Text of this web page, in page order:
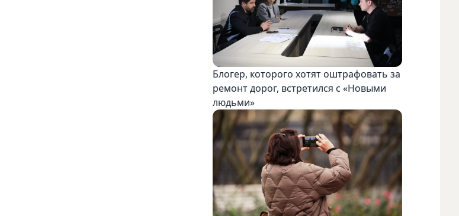
Блогер, которого хотят оштрафовать за
ремонт дорог, встретился с «Новыми
людьми»